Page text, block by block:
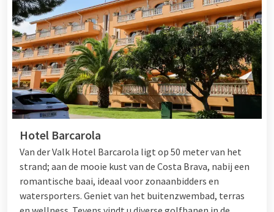
Hotel Barcarola
Van der Valk Hotel Barcarola ligt op 50 meter van het
strand; aan de mooie kust van de Costa Brava, nabij een
romantische baai, ideaal voor zonaanbidders en
watersporters. Geniet van het buitenzwembad, terras